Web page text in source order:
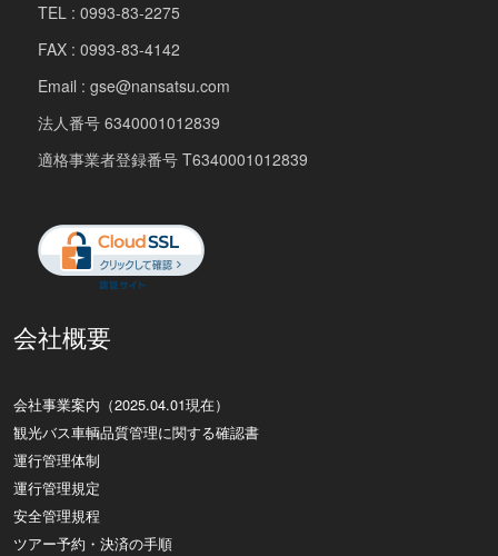
TEL : 0993-83-2275
FAX : 0993-83-4142
Email : gse@nansatsu.com
法人番号 6340001012839
適格事業者登録番号 T6340001012839
会社概要
会社事業案内（2025.04.01現在）
観光バス車輌品質管理に関する確認書
運行管理体制
運行管理規定
安全管理規程
ツアー予約・決済の手順